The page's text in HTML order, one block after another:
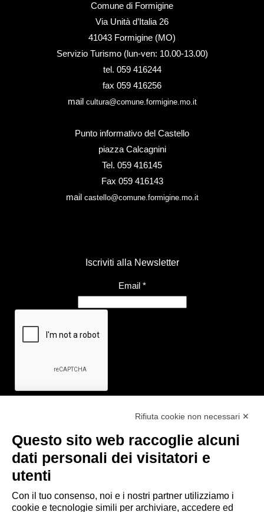
Comune di Formigine
Via Unità d’Italia 26
41043 Formigine (MO)
Servizio Turismo (lun-ven: 10.00-13.00)
tel. 059 416244
fax 059 416256
mail cultura@comune.formigine.mo.it
Punto informativo del Castello
piazza Calcagnini
Tel. 059 416145
Fax 059 416143
mail castello@comune.formigine.mo.it
Iscriviti alla Newsletter
Email *
Link utili
- Ufficio di informazione e accoglienza turistica di Maranello, Fiorano
- Comune di Formigine
Rifiuta cookie non necessari ✕
Questo sito web raccoglie alcuni
dati personali dei visitatori e
utenti
Con il tuo consenso, noi e i nostri partner utilizziamo i
cookie e tecnologie simili per archiviare, accedere ed